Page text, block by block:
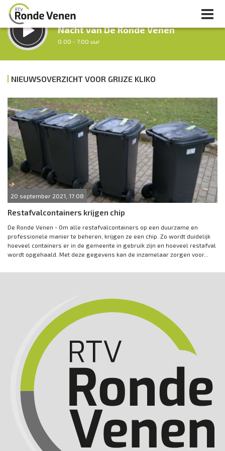
LUISTER LIVE:
Nacht van De Ronde Venen
0.00 - 7.00 uur
Ochtendronde
Vorig uur
Volgend uur
Inklappen
NIEUWSOVERZICHT VOOR GRIJZE KLIKO
20 september 2021, 17:08
Restafvalcontainers krijgen chip
De Ronde Venen - Om alle restafvalcontainers op een duurzame en
professionele manier te beheren, krijgen ze een chip. Zo wordt duidelijk
hoeveel containers er in de gemeente in gebruik zijn en hoeveel restafval
wordt opgehaald. Met deze gegevens kan de inzamelaar zorgen voor...